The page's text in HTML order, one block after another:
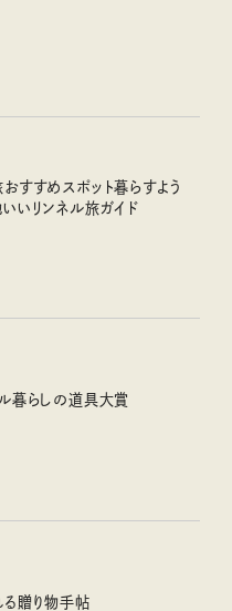
すすめスポット暮らすよう
いリンネル旅ガイド
暮らしの道具大賞
贈り物手帖